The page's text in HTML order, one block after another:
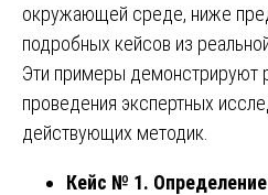
окружающей среде, ниже
подробных кейсов из
Эти примеры демонстрируют
проведения экспертных
действующих методик.
Кейс № 1. Определение